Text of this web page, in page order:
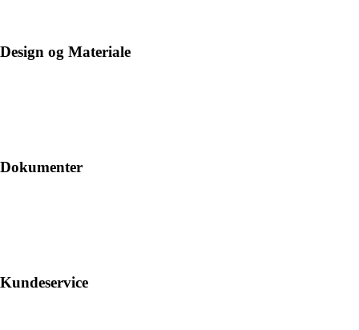
Design og Materiale
Dokumenter
Kundeservice